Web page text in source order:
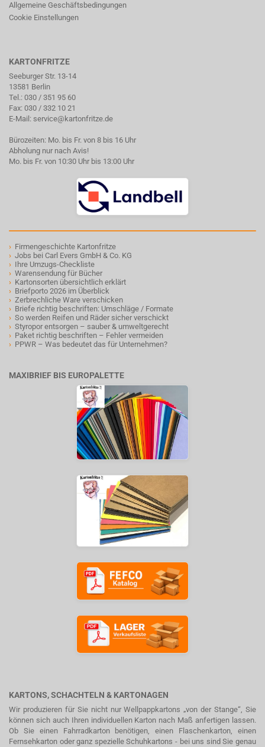
Allgemeine Geschäftsbedingungen
Cookie Einstellungen
KARTONFRITZE
Seeburger Str. 13-14
13581 Berlin
Tel.: 030 / 351 95 60
Fax: 030 / 332 10 21
E-Mail: service@kartonfritze.de
Bürozeiten: Mo. bis Fr. von 8 bis 16 Uhr
Abholung nur nach Avis!
Mo. bis Fr. von 10:30 Uhr bis 13:00 Uhr
› Firmengeschichte Kartonfritze
› Jobs bei Carl Evers GmbH & Co. KG
› Ihre Umzugs-Checkliste
› Warensendung für Bücher
› Kartonsorten übersichtlich erklärt
› Briefporto 2026 im Überblick
› Zerbrechliche Ware verschicken
› Briefe richtig beschriften: Umschläge / Formate
› So werden Reifen und Räder sicher verschickt
› Styropor entsorgen – sauber & umweltgerecht
› Paket richtig beschriften – Fehler vermeiden
› PPWR – Was bedeutet das für Unternehmen?
MAXIBRIEF BIS EUROPALETTE
KARTONS, SCHACHTELN & KARTONAGEN
Wir produzieren für Sie nicht nur Wellpappkartons „von der Stange“, Sie
können sich auch Ihren individuellen Karton nach Maß anfertigen lassen.
Ob Sie einen Fahrradkarton benötigen, einen Flaschenkarton, einen
Fernsehkarton oder ganz spezielle Schuhkartons - bei uns sind Sie genau